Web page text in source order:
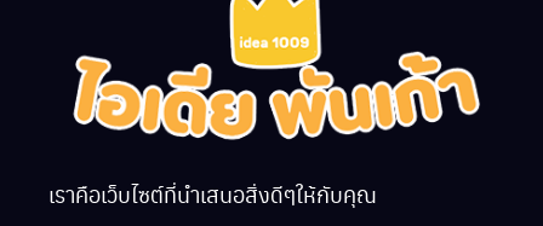
เราคือเว็บไซต์ที่นำเสนอสิ่งดีๆให้กับคุณ